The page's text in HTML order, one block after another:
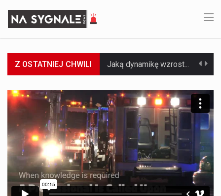
Z OSTATNIEJ CHWILI Jaką dynamikę wzrostu PKB przewidują prognozy gospodarcze dla Polski w 2026 roku? Prognozy dotyczące gospodarki Polski na rok 2026 sugerują, że Produkt Krajowy Brutto (PKB)…
Co to jest serwis Aktualności Polska dzisiaj? Serwis Aktualności Polska dzisiaj to żywy i nowoczesny portal, który dostarcza najświeższe wieści z kraju i zagranicy. Obejmuje…